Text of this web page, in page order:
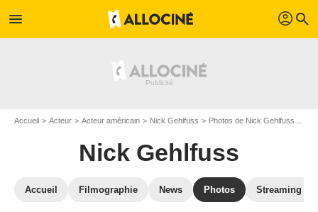
menu profil search
Accueil Acteur Acteur américain Nick Gehlfuss Photos de Nick Gehlfuss
Nick Gehlfuss
Accueil Filmographie News Photos Streaming